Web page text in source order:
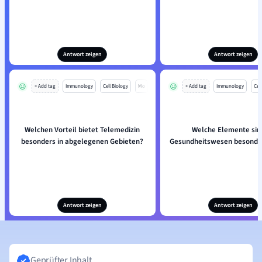
Antwort zeigen Antwort zeigen
+ Add tag Immunology Cell Biology Mo
Welchen Vorteil bietet Telemedizin
besonders in abgelegenen Gebieten?
Antwort zeigen
+ Add tag Immunology
Welche Elemente
Gesundheitswesen
Antwort zeigen